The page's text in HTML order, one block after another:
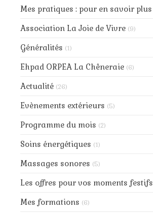
Mes pratiques : pour en savoir plus
Association La Joie de Vivre (9)
Généralités (1)
Ehpad ORPEA La Chêneraie (6)
Actualité (26)
Evènements extérieurs (5)
Programme du mois (2)
Soins énergétiques (1)
Massages sonores (5)
Les offres pour vos moments festifs
Mes formations (6)